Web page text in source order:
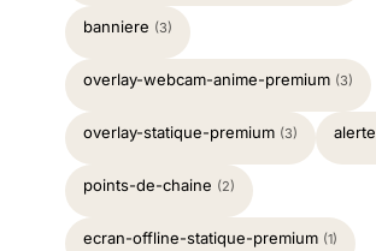
banniere (3)
overlay-webcam-anime-premium (3)
overlay-statique-premium (3) alerte
points-de-chaine (2)
ecran-offline-statique-premium (1)